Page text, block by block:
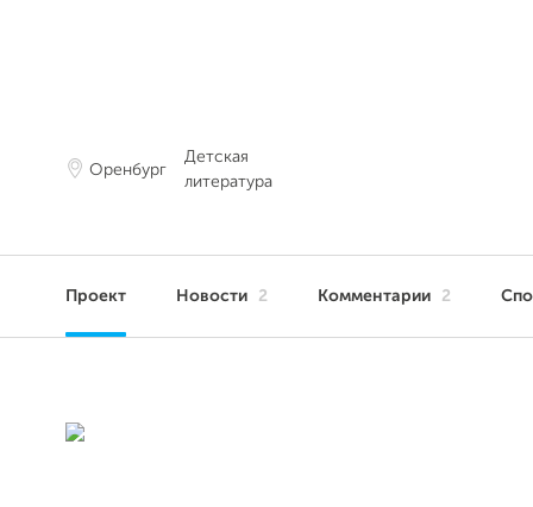
Оренбург
Детская
литература
Проект Новости 2 Комментарии 2